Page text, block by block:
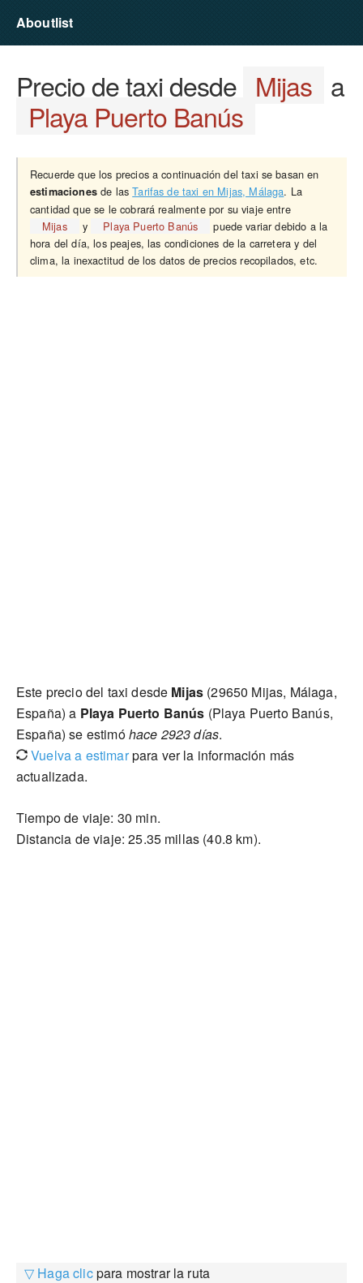
Aboutlist
Precio de taxi desde Mijas a
Playa Puerto Banús
Recuerde que los precios a continuación del taxi se basan en
estimacionesde lasTarifas de taxi en Mijas, Málaga. La
cantidad que se le cobrará realmente por su viaje entre
Mijas
y Playa Puerto Banús
puede variar debido a la
hora del día, los peajes, las condiciones de la carretera y del
clima, la inexactitud de los datos de precios recopilados, etc.
Este precio del taxi desde Mijas (29650 Mijas, Málaga,
España) a Playa Puerto Banús (Playa Puerto Banús,
España) se estimóhace 2923 días.
Vuelva a estimarpara ver la información más
actualizada.
Tiempo de viaje: 30 min.
Distancia de viaje: 25.35 millas (40.8 km).
▽ Haga clicpara mostrar la ruta